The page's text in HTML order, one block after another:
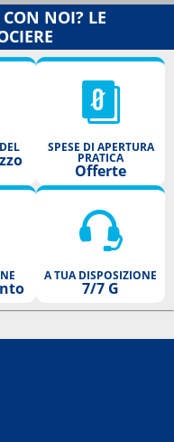
CON NOI? LE
SPESE DI APERTURA
PRATICA
Offerte
A TUA DISPOSIZIONE
7/7 G